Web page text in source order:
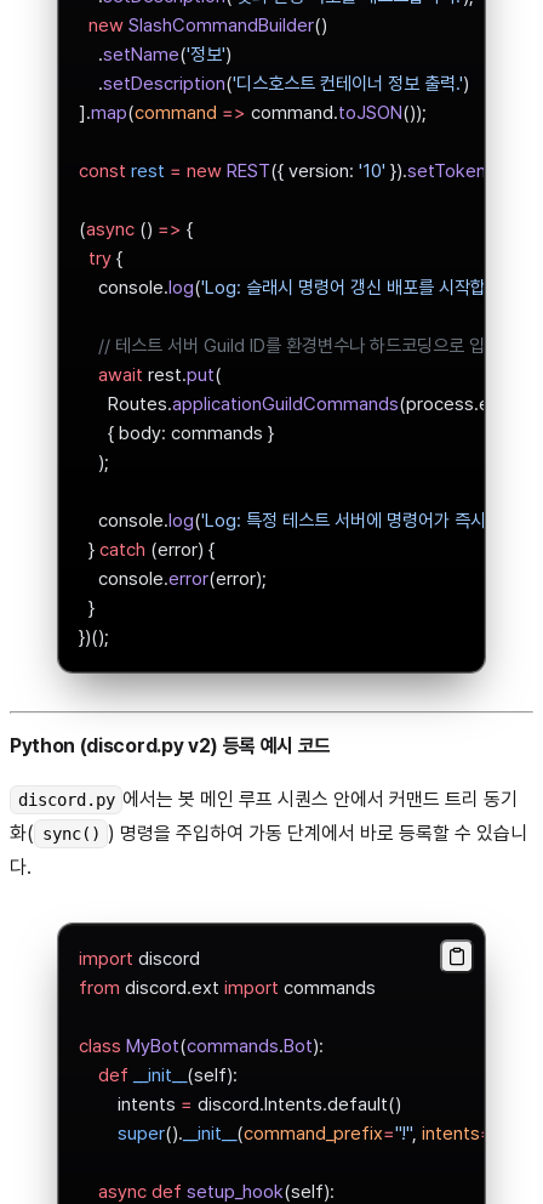
  new
SlashCommandBuilder()
    .
setName('정보')
    .
setDescription('디스호스트 컨테이너 정보 출력.')
].map(command => command.toJSON());
const rest = new REST({ version: '10' }).setToken
(async () => {
  try
{
    console.
log('Log: 슬래시 명령어 갱신 배포를 시작합니다...'
// 테스트 서버 Guild ID를 환경변수나 하드코딩으로 입력받아
    await
rest.put(
      Routes.
applicationGuildCommands(process.env.
      { body: commands }
    );
    console.
log('Log: 특정 테스트 서버에 명령어가 즉시 배포되
  }
catch (error) {
    console.
error(error);
  }
})();
Python (discord.py v2) 등록 예시 코드
discord.py 에서는 봇 메인 루프 시퀀스 안에서 커맨드 트리 동기
화( sync() ) 명령을 주입하여 가동 단계에서 바로 등록할 수 있습니
다.
import discord
from discord.ext import commands
class MyBot(commands.Bot):
    def
__init__ (self):
        intents
= discord.Intents.default()
        super
(). __init__ (command_prefix="!", intents=
    async
def setup_hook(self):